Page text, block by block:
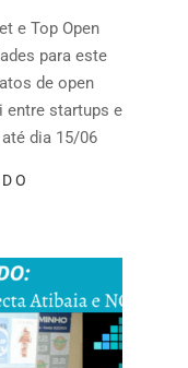
e Top Open
para este
de open
entre startups e
dia 15/06